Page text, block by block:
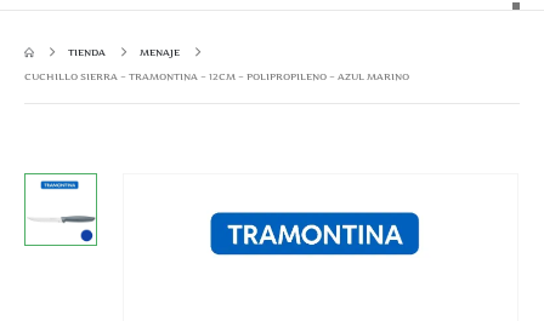
TIENDA
MENAJE
CUCHILLO SIERRA – TRAMONTINA – 12CM – POLIPROPILENO – AZUL MARINO